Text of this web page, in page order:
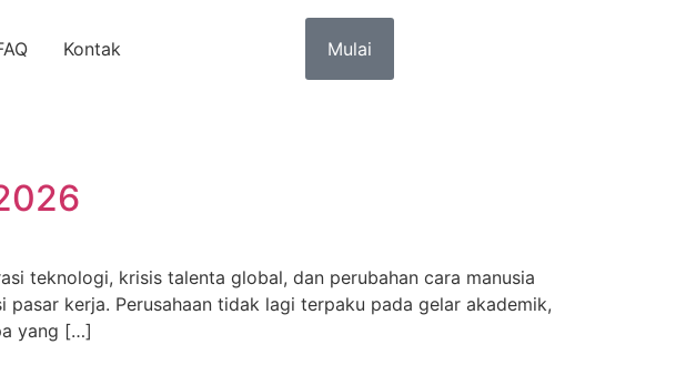
Kontak Mulai
teknologi, krisis talenta global, dan perubahan cara manusia
kerja. Perusahaan tidak lagi terpaku pada gelar akademik,
yang […]